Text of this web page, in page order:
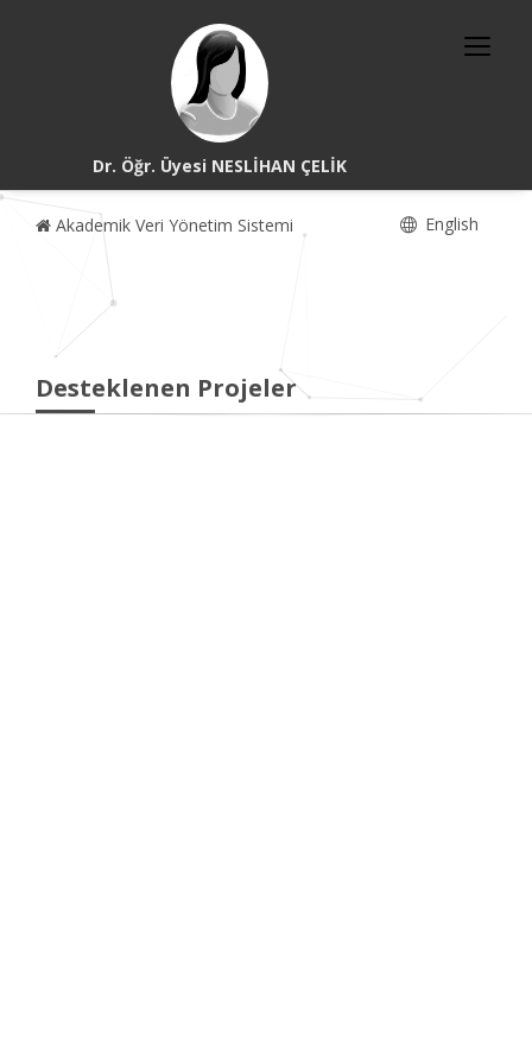
Dr. Öğr. Üyesi NESLİHAN ÇELİK
Akademik Veri Yönetim Sistemi English
Desteklenen Projeler